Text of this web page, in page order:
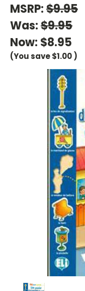
MSRP:$9.95
Was:$9.95
Now: $8.95
(You save$1.00)